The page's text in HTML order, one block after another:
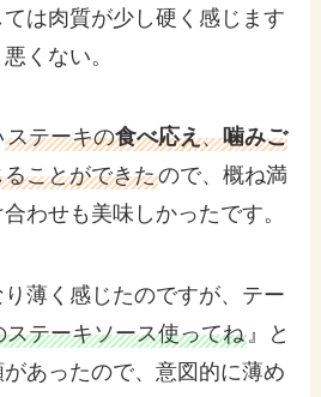
は肉質が少し硬く感じます
くない。
ステーキの食べ応え、噛みご
ことができたので、概ね満
わせも美味しかったです。
薄く感じたのですが、テー
ステーキソース使ってね』と
あったので、意図的に薄め